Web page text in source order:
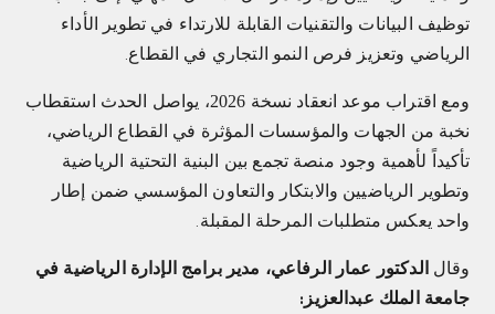
توظيف البيانات والتقنيات القابلة للارتداء في تطوير الأداء
الرياضي وتعزيز فرص النمو التجاري في القطاع.
ومع اقتراب موعد انعقاد نسخة 2026، يواصل الحدث استقطاب
نخبة من الجهات والمؤسسات المؤثرة في القطاع الرياضي،
تأكيداً لأهمية وجود منصة تجمع بين البنية التحتية الرياضية
وتطوير الرياضيين والابتكار والتعاون المؤسسي ضمن إطار
واحد يعكس متطلبات المرحلة المقبلة.
وقال الدكتور عمار الرفاعي، مدير برامج الإدارة الرياضية في
جامعة الملك عبدالعزيز :